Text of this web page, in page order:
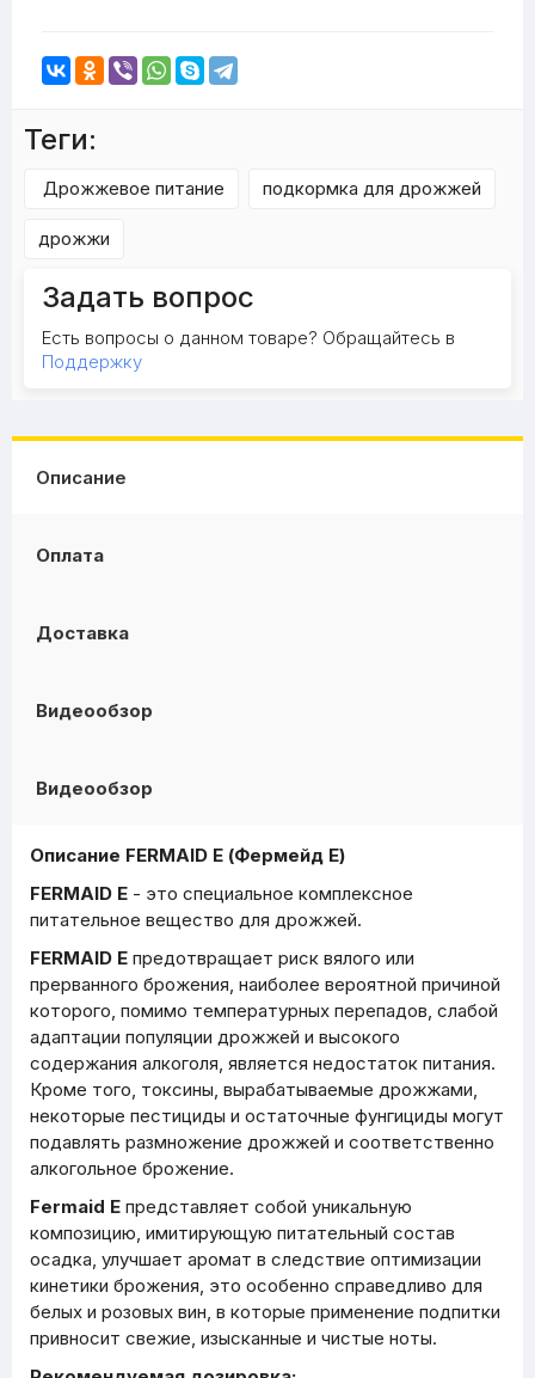
Теги:
Дрожжевое питание подкормка для дрожжей
дрожжи
Задать вопрос
Есть вопросы о данном товаре? Обращайтесь в
Поддержку
Описание
Оплата
Доставка
Видеообзор
Видеообзор
Описание FERMAID E (Фермейд Е)
FERMAID E - это специальное комплексное
питательное вещество для дрожжей.
FERMAID E предотвращает риск вялого или
прерванного брожения, наиболее вероятной причиной
которого, помимо температурных перепадов, слабой
адаптации популяции дрожжей и высокого
содержания алкоголя, является недостаток питания.
Кроме того, токсины, вырабатываемые дрожжами,
некоторые пестициды и остаточные фунгициды могут
подавлять размножение дрожжей и соответственно
алкогольное брожение.
Fermaid E представляет собой уникальную
композицию, имитирующую питательный состав
осадка, улучшает аромат в следствие оптимизации
кинетики брожения, это особенно справедливо для
белых и розовых вин, в которые применение подпитки
привносит свежие, изысканные и чистые ноты.